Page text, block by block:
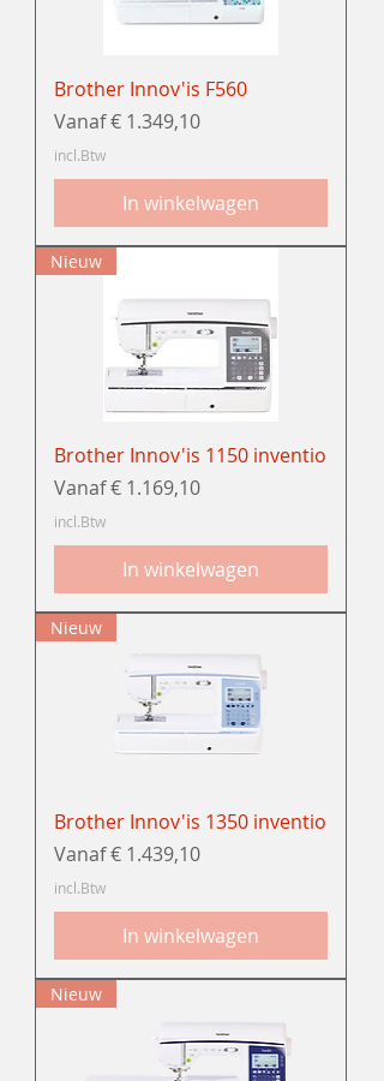
Brother Innov'is F560
Vanaf€ 1.349,10
Verkoopprijs
incl.Btw
In winkelwagen
Nieuw
Brother Innov'is 1150 inventio
Vanaf€ 1.169,10
Verkoopprijs
incl.Btw
In winkelwagen
Nieuw
Brother Innov'is 1350 inventio
Vanaf€ 1.439,10
Verkoopprijs
incl.Btw
In winkelwagen
Nieuw